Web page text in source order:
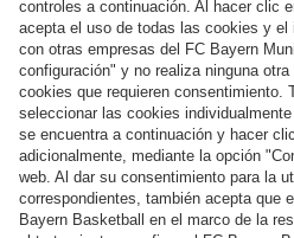
TIENDA
ONLINE
¡Disponible
la nueva
primera
equipación
para la
2025/26!
OFERTA
VENTILADOR
FC Bayern
Múnich
Tarjetas de
autógrafos
AFICIÓN
Clubs
de fans
MYFCBAYERN
Descubre tu
espacio
personal para
fans